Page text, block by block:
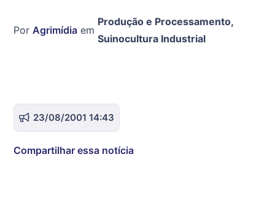
Por Agrimídia em
Produção e Processamento,
Suinocultura Industrial
23/08/2001 14:43
Compartilhar essa notícia